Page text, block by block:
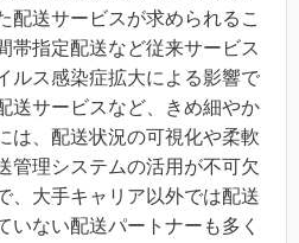
配送サービスが求められるこ
帯指定配送など従来サービス
ルス感染症拡大による影響で
送サービスなど、きめ細やか
は、配送状況の可視化や柔軟
管理システムの活用が不可欠
、大手キャリア以外では配送
いない配送パートナーも多く